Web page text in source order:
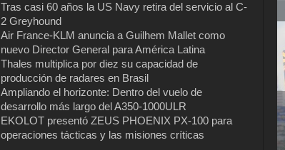
Tras casi 60 años la US Navy retira del servicio al C-
2 Greyhound
Air France-KLM anuncia a Guilhem Mallet como
nuevo Director General para América Latina
Thales multiplica por diez su capacidad de
producción de radares en Brasil
Ampliando el horizonte: Dentro del vuelo de
desarrollo más largo del A350-1000ULR
EKOLOT presentó ZEUS PHOENIX PX-100 para
operaciones tácticas y las misiones críticas
Tras casi 60 años la US Navy retira del
servicio al C-2 Greyhound